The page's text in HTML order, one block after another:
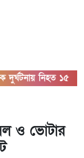
নিহত ১৫
ও ভোটার